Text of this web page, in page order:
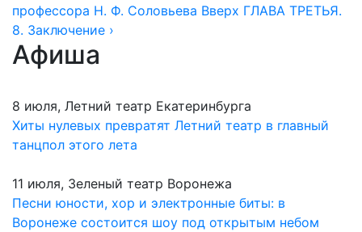
профессора Н. Ф. Соловьева Вверх ГЛАВА ТРЕТЬЯ.
8. Заключение ›
Афиша
8 июля, Летний театр Екатеринбурга
Хиты нулевых превратят Летний театр в главный
танцпол этого лета
11 июля, Зеленый театр Воронежа
Песни юности, хор и электронные биты: в
Воронеже состоится шоу под открытым небом